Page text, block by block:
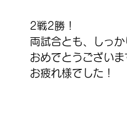
2戦2勝！
両試合とも、しっ
おめでとうございま
お疲れ様でした！